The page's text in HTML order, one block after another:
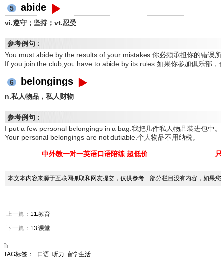
5 abide
vi.遵守；坚持；vt.忍受
参考例句：
You must abide by the results of your mistakes.你必须承担你的错误
If you join the club,you have to abide by its rules.如果你参加俱乐部
6 belongings
n.私人物品，私人财物
参考例句：
I put a few personal belongings in a bag.我把几件私人物品装进包中
Your personal belongings are not dutiable.个人物品不用纳税。
中外教一对一英语口语陪练 超低价
本文本内容来源于互联网抓取和网友提交，仅供参考，部分栏目没有内容，如果
上一篇： 11.教育
下一篇： 13.课堂
TAG标签： 口语 听力 留学生活